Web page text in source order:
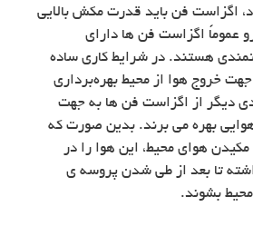
اگزاست فن باید قدرت مکش بالایی
عموماً اگزاست فن ها دارای
هستند. در شرایط کاری ساده
خروج هوا از محیط بهره‌برداری
دیگر از اگزاست فن ها به جهت
بهره می برند. بدین صورت که
هوای محیط، این هوا را در
تا بعد از طی شدن پروسه ی
محیط بشوند.